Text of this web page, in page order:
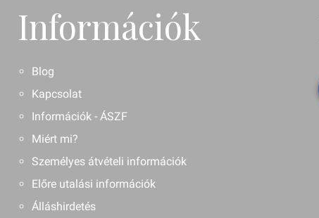
Információk
Blog
Kapcsolat
Információk - ÁSZF
Miért mi?
Személyes átvételi információk
Előre utalási információk
Álláshirdetés